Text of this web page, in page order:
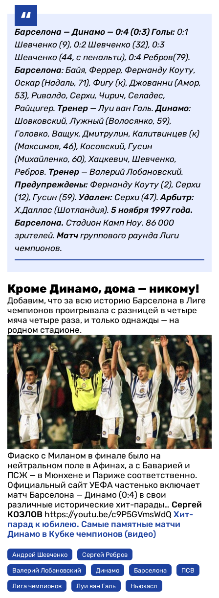
Барселона — Динамо — 0:4 (0:3) Голы: 0:1
Шевченко (9), 0:2 Шевченко (32), 0:3
Шевченко (44, с пенальти), 0:4 Ребров(79).
Барселона: Байя, Феррер, Фернанду Коуту,
Оскар (Надаль, 71), Фигу (к), Джованни (Амор,
53), Ривалдо, Серхи, Чирич, Селадес,
Райцигер. Тренер — Луи ван Галь. Динамо:
Шовковский, Лужный (Волосянко, 59),
Головко, Ващук, Дмитрулин, Калитвинцев (к)
(Максимов, 46), Косовский, Гусин
(Михайленко, 60), Хацкевич, Шевченко,
Ребров. Тренер — Валерий Лобановский.
Предупреждены: Фернанду Коуту (2), Серхи
(12), Гусин (59). Удален: Серхи (47).Арбитр:
Х.Даллас (Шотландия). 5 ноября 1997 года.
Барселона. Стадион Камп Ноу. 86 000
зрителей. Матч группового раунда Лиги
чемпионов.
Кроме Динамо, дома — никому!
Добавим, что за всю историю Барселона в Лиге
чемпионов проигрывала с разницей в четыре
мяча четыре раза, и только однажды — на
родном стадионе.
Фиаско с Миланом в финале было на
нейтральном поле в Афинах, а с Баварией и
ПСЖ — в Мюнхене и Париже соответственно.
Официальный сайт УЕФА частенько включает
матч Барселона — Динамо (0:4) в свои
различные исторические хит-парады… Сергей
КОЗЛОВ https://youtu.be/c9P5GVmsWdQ Хит-
парад к юбилею. Самые памятные матчи
Динамо в Кубке чемпионов (видео)
Андрей Шевченко Сергей Ребров
Валерий Лобановский Динамо Барселона ПСВ
Лига чемпионов Луи ван Галь Ньюкасл